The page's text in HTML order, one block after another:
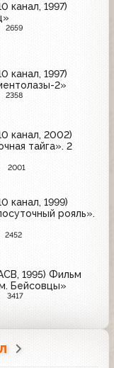
канал, 1997)
2659
канал, 1997)
2»
2358
канал, 2002)
тайга». 2
2001
канал, 1999)
рояль».
2452
1995) Фильм
Бейсовцы»
3417